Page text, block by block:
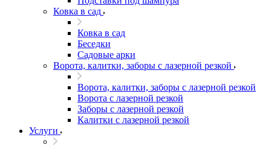
Ковка в сад
Ковка в сад
Беседки
Садовые арки
Ворота, калитки, заборы с лазерной резкой
Ворота, калитки, заборы с лазерной резкой
Ворота с лазерной резкой
Заборы с лазерной резкой
Калитки с лазерной резкой
Услуги